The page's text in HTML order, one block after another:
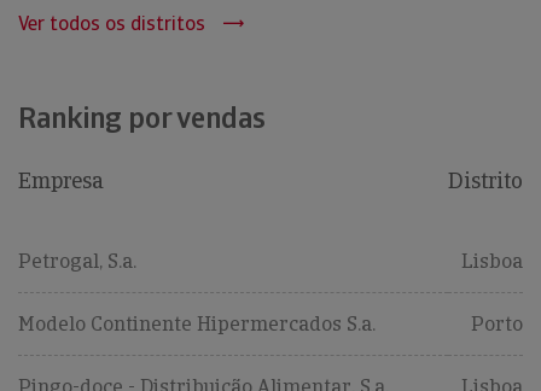
Ver todos os distritos
Ranking por vendas
Empresa Distrito
Petrogal, S.a. Lisboa
Modelo Continente Hipermercados S.a. Porto